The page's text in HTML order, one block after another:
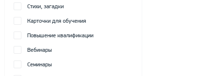
Стихи, загадки
Карточки для обучения
Повышение квалификации
Вебинары
Семинары